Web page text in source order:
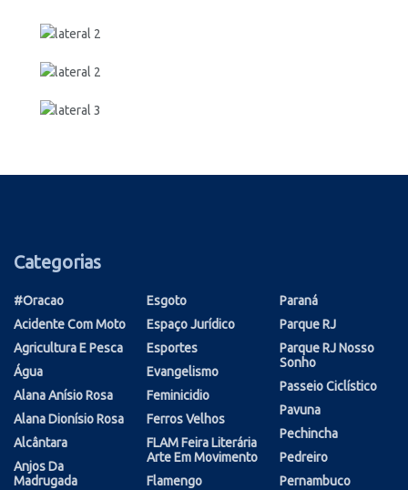
Categorias
#oracao
Acidente Com Moto
Agricultura E Pesca
Água
Alana Anísio Rosa
Alana Dionísio Rosa
Alcântara
Anjos Da
Madrugada
Esgoto
Espaço Jurídico
Esportes
Evangelismo
Feminicidio
Ferros Velhos
FLAM Feira Literária
Arte Em Movimento
Flamengo
Paraná
Parque RJ
Parque RJ Nosso
Sonho
Passeio Ciclístico
Pavuna
Pechincha
Pedreiro
Pernambuco